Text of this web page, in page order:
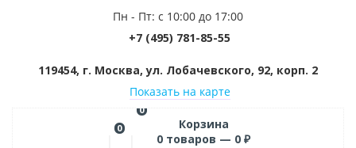
Пн - Пт: с 10:00 до 17:00
+7 (495) 781-85-55
119454, г. Москва, ул. Лобачевского, 92, корп. 2
Показать на карте
0
0
Корзина
0 товаров — 0 ₽